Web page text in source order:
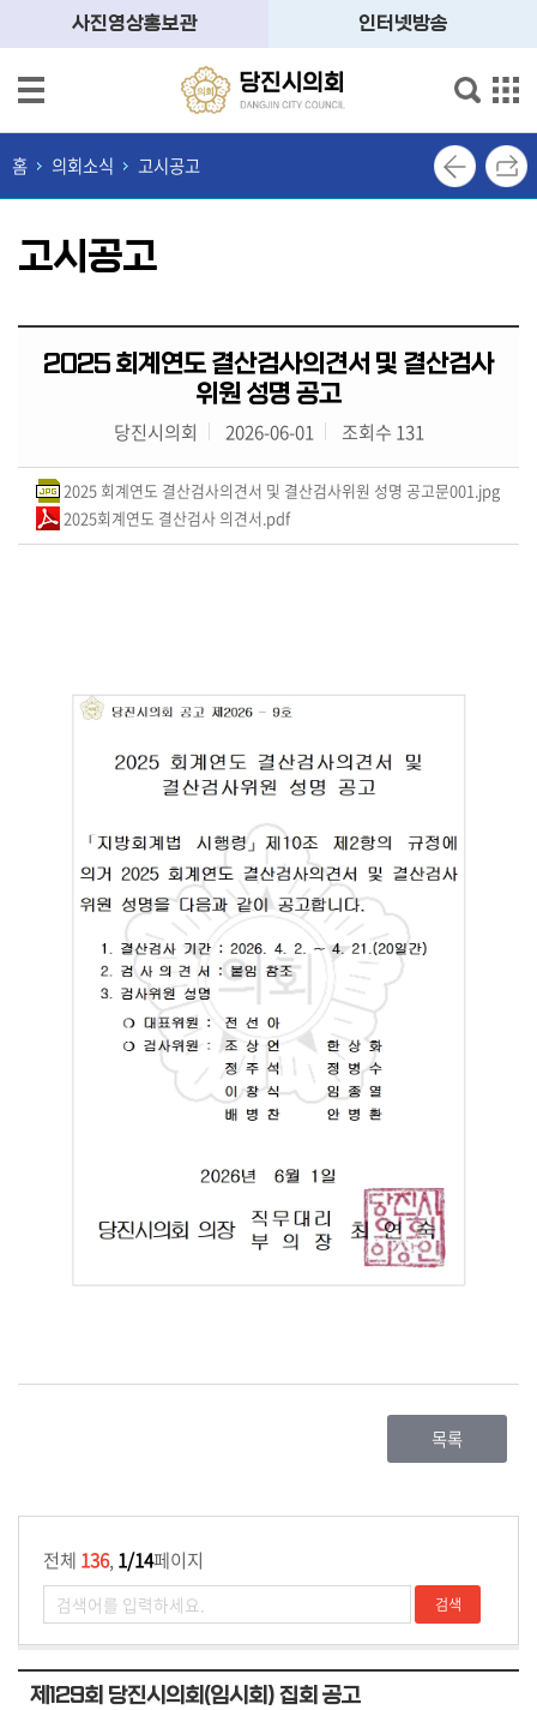
본문으로 바로가기
메인메뉴 바로가기
소
개
의
소
개
활
동
의
활
이
용
안
내
사진영상홍보관 인터넷방송
홈 의회소식 고시공고
고시공고
2025 회계연도 결산검사의견서 및 결산검사
위원 성명 공고
당진시의회 2026-06-01 조회수 131
2025 회계연도 결산검사의견서 및 결산검사위원 성명 공고문001.jpg
2025회계연도 결산검사 의견서.pdf
목록
전체 136, 1/14페이지
제129회 당진시의회(임시회) 집회 공고